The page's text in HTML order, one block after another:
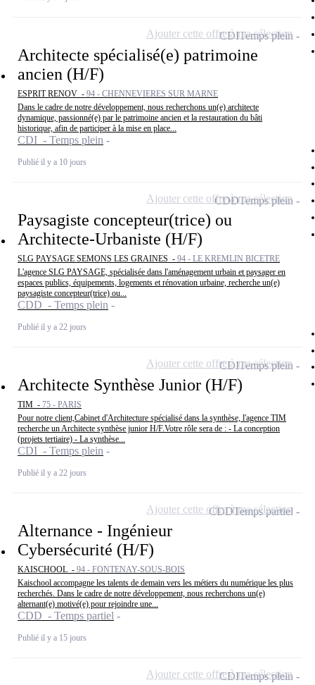
Architecte spécialisé(e) patrimoine
ancien (H/F)
ESPRIT RENOV - 94 - CHENNEVIERES SUR MARNE
Dans le cadre de notre développement, nous recherchons un(e) architecte
dynamique, passionné(e) par le patrimoine ancien et la restauration du bâti
historique, afin de participer à la mise en place...
CDI - Temps plein
Publié il y a 10 jours
CDITemps plein
Ajouter cette offre à ma sélection
Paysagiste concepteur(trice) ou
Architecte-Urbaniste (H/F)
SLG PAYSAGE SEMONS LES GRAINES - 94 - LE KREMLIN BICETRE
L'agence SLG PAYSAGE, spécialisée dans l'aménagement urbain et paysager en
espaces publics, équipements, logements et rénovation urbaine, recherche un(e)
paysagiste concepteur(trice) ou...
CDD - Temps plein
Publié il y a 22 jours
CDDTemps plein
Ajouter cette offre à ma sélection
Architecte Synthèse Junior (H/F)
TIM - 75 - PARIS
Pour notre client,Cabinet d'Architecture spécialisé dans la synthèse, l'agence TIM
recherche un Architecte synthèse junior H/F.Votre rôle sera de : - La conception
(projets tertiaire) - La synthèse...
CDI - Temps plein
Publié il y a 22 jours
CDITemps plein
Ajouter cette offre à ma sélection
Alternance - Ingénieur
Cybersécurité (H/F)
KAISCHOOL - 94 - FONTENAY-SOUS-BOIS
Kaischool accompagne les talents de demain vers les métiers du numérique les plus
recherchés. Dans le cadre de notre développement, nous recherchons un(e)
alternant(e) motivé(e) pour rejoindre une...
CDD - Temps partiel
Publié il y a 15 jours
CDDTemps partiel
Ajouter cette offre à ma sélection
CDITemps plein
Ajouter cette offre à ma sélection